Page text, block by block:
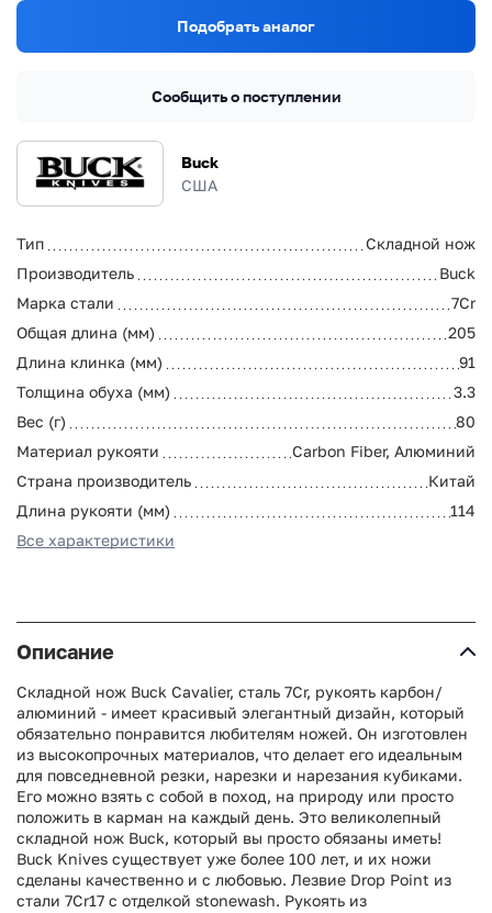
Buck
США
Тип
Складной нож
Производитель
Buck
Марка стали
7Cr
Общая длина (мм)
205
Длина клинка (мм)
91
Толщина обуха (мм)
3.3
Вес (г)
80
Материал рукояти
Carbon Fiber, Алюминий
Страна производитель
Китай
Длина рукояти (мм)
114
Все характеристики
Подобрать аналог
Сообщить о поступлении
Описание
Складной нож Buck Cavalier, сталь 7Cr, рукоять карбон/
алюминий - имеет красивый элегантный дизайн, который
обязательно понравится любителям ножей. Он изготовлен
из высокопрочных материалов, что делает его идеальным
для повседневной резки, нарезки и нарезания кубиками.
Его можно взять с собой в поход, на природу или просто
положить в карман на каждый день. Это великолепный
складной нож Buck, который вы просто обязаны иметь!
Buck Knives существует уже более 100 лет, и их ножи
сделаны качественно и с любовью. Лезвие Drop Point из
стали 7Cr17 с отделкой stonewash. Рукоять из